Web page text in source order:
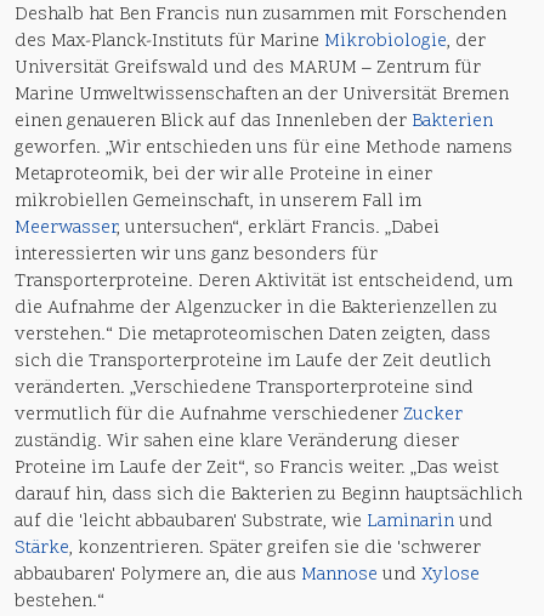
Deshalb hat Ben Francis nun zusammen mit Forschenden
des Max-Planck-Instituts für Marine Mikrobiologie, der
Universität Greifswald und des MARUM – Zentrum für
Marine Umweltwissenschaften an der Universität Bremen
einen genaueren Blick auf das Innenleben der Bakterien
geworfen. „Wir entschieden uns für eine Methode namens
Metaproteomik, bei der wir alle Proteine in einer
mikrobiellen Gemeinschaft, in unserem Fall im
Meerwasser, untersuchen“, erklärt Francis. „Dabei
interessierten wir uns ganz besonders für
Transporterproteine. Deren Aktivität ist entscheidend, um
die Aufnahme der Algenzucker in die Bakterienzellen zu
verstehen.“ Die metaproteomischen Daten zeigten, dass
sich die Transporterproteine im Laufe der Zeit deutlich
veränderten. „Verschiedene Transporterproteine sind
vermutlich für die Aufnahme verschiedenerZucker
zuständig. Wir sahen eine klare Veränderung dieser
Proteine im Laufe der Zeit“, so Francis weiter. „Das weist
darauf hin, dass sich die Bakterien zu Beginn hauptsächlich
auf die 'leicht abbaubaren' Substrate, wie Laminarinund
Stärke, konzentrieren. Später greifen sie die 'schwerer
abbaubaren' Polymere an, die aus Mannose und Xylose
bestehen.“